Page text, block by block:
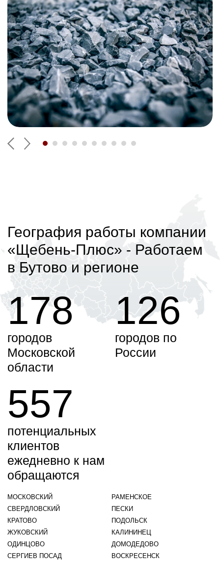
География работы компании
«Щебень-Плюс» - Работаем
в Бутово и регионе
178
городов
Московской
области
126
городов по
России
557
потенциальных
клиентов
ежедневно к нам
обращаются
МОСКОВСКИЙ
РАМЕНСКОЕ
СВЕРДЛОВСКИЙ
ПЕСКИ
КРАТОВО
ПОДОЛЬСК
ЖУКОВСКИЙ
КАЛИНИНЕЦ
ОДИНЦОВО
ДОМОДЕДОВО
СЕРГИЕВ ПОСАД
ВОСКРЕСЕНСК